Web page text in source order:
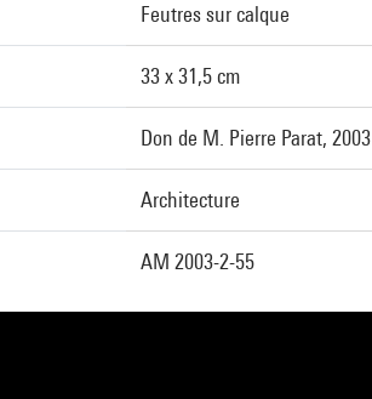
Feutres sur calque
33 x 31,5 cm
Don de M. Pierre Parat, 2003
Architecture
AM 2003-2-55